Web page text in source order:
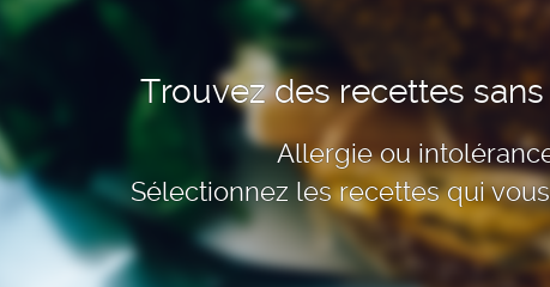
Trouvez des recettes
Allergie ou
Sélectionnez les recettes qui